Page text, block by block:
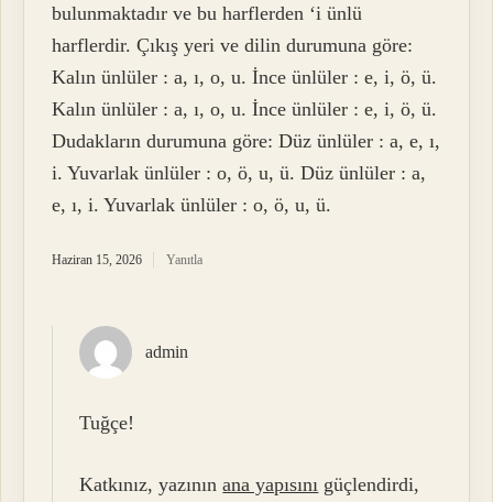
bulunmaktadır ve bu harflerden ‘i ünlü
harflerdir. Çıkış yeri ve dilin durumuna göre:
Kalın ünlüler : a, ı, o, u. İnce ünlüler : e, i, ö, ü.
Kalın ünlüler : a, ı, o, u. İnce ünlüler : e, i, ö, ü.
Dudakların durumuna göre: Düz ünlüler : a, e, ı,
i. Yuvarlak ünlüler : o, ö, u, ü. Düz ünlüler : a,
e, ı, i. Yuvarlak ünlüler : o, ö, u, ü.
Haziran 15, 2026 Yanıtla
admin
Tuğçe!
Katkınız, yazınınana yapısını güçlendirdi,